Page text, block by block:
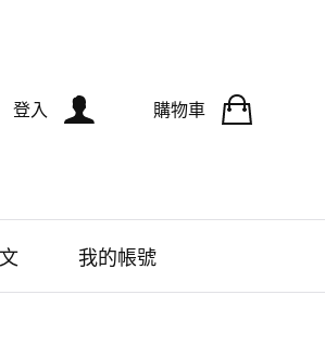
登入 購物車
我的帳號